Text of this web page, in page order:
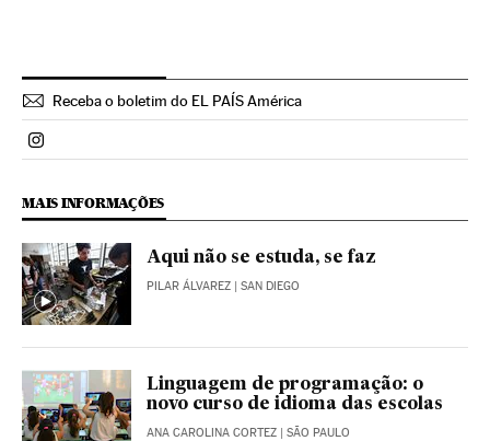
Receba o boletim do EL PAÍS América
Politica El País Brasil en Instagram
MAIS INFORMAÇÕES
Aqui não se estuda, se faz
PILAR ÁLVAREZ | SAN DIEGO
Linguagem de programação: o
novo curso de idioma das escolas
ANA CAROLINA CORTEZ | SÃO PAULO